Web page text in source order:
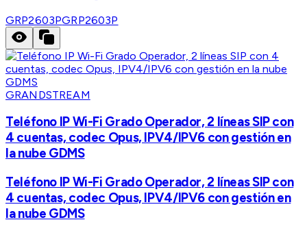
GRP2603PGRP2603P
GRANDSTREAM
Teléfono IP Wi-Fi Grado Operador, 2 líneas SIP con
4 cuentas, codec Opus, IPV4/IPV6 con gestión en
la nube GDMS
Teléfono IP Wi-Fi Grado Operador, 2 líneas SIP con
4 cuentas, codec Opus, IPV4/IPV6 con gestión en
la nube GDMS